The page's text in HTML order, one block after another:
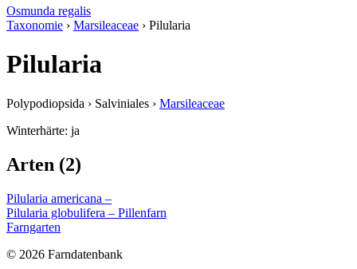
Osmunda regalis
Taxonomie › Marsileaceae › Pilularia
Pilularia
Polypodiopsida › Salviniales › Marsileaceae
Winterhärte: ja
Arten (2)
Pilularia americana –
Pilularia globulifera – Pillenfarn
Farngarten
© 2026 Farndatenbank